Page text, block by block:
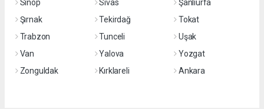
Sinop
Sivas
Şanlıurfa
Şırnak
Tekirdağ
Tokat
Trabzon
Tunceli
Uşak
Van
Yalova
Yozgat
Zonguldak
Kırklareli Ankara